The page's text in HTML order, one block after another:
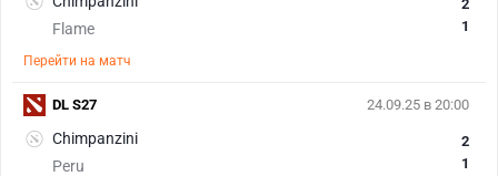
Flame
2
1
Перейти на матч
24.09.25 в 20:00
Chimpanzini
Peru
2
1
DL S27